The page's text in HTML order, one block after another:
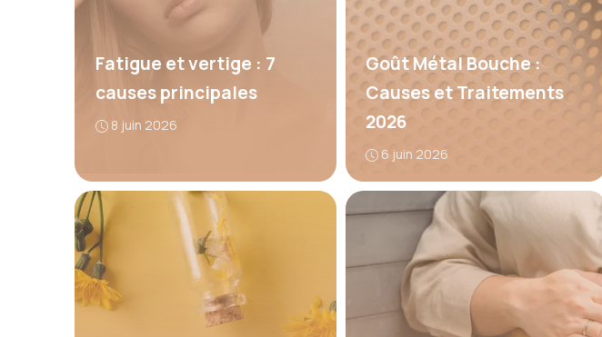
Fatigue et vertige : 7
causes principales
8 juin 2026
Goût Métal Bouche :
Causes et Traitements
2026
6 juin 2026